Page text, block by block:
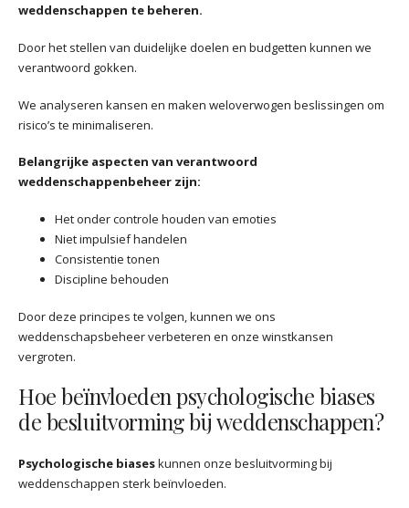
weddenschappen te beheren.
Door het stellen van duidelijke doelen en budgetten kunnen we
verantwoord gokken.
We analyseren kansen en maken weloverwogen beslissingen om
risico’s te minimaliseren.
Belangrijke aspecten van verantwoord
weddenschappenbeheer zijn:
Het onder controle houden van emoties
Niet impulsief handelen
Consistentie tonen
Discipline behouden
Door deze principes te volgen, kunnen we ons
weddenschapsbeheer verbeteren en onze winstkansen
vergroten.
Hoe beïnvloeden psychologische biases
de besluitvorming bij weddenschappen?
Psychologische biaseskunnen onze besluitvorming bij
weddenschappen sterk beïnvloeden.